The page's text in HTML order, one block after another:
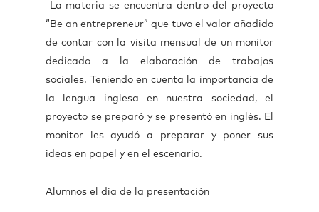
La materia se encuentra dentro del proyecto
“Be an entrepreneur” que tuvo el valor añadido
de contar con la visita mensual de un monitor
dedicado a la elaboración de trabajos
sociales. Teniendo en cuenta la importancia de
la lengua inglesa en nuestra sociedad, el
proyecto se preparó y se presentó en inglés. El
monitor les ayudó a preparar y poner sus
ideas en papel y en el escenario.
Alumnos el día de la presentación